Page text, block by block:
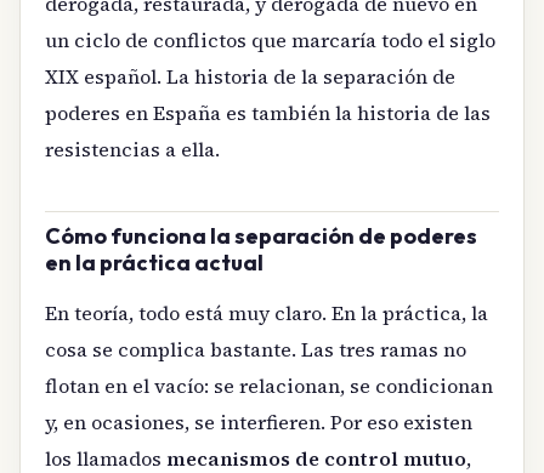
un ciclo de conflictos que marcaría todo el siglo
XIX español. La historia de la separación de
poderes en España es también la historia de las
resistencias a ella.
Cómo funciona la separación de poderes
en la práctica actual
En teoría, todo está muy claro. En la práctica, la
cosa se complica bastante. Las tres ramas no
flotan en el vacío: se relacionan, se condicionan
y, en ocasiones, se interfieren. Por eso existen
los llamados mecanismos de control mutuo,